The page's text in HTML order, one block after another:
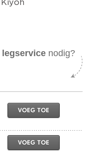
legservice nodig?
VOEG TOE
VOEG TOE